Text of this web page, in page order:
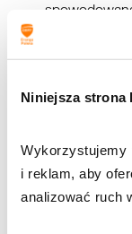
Niniejsza strona
Wykorzystujemy
i reklam, aby
analizować ruch
naruszenia
adres
W przypadku
ataku typu